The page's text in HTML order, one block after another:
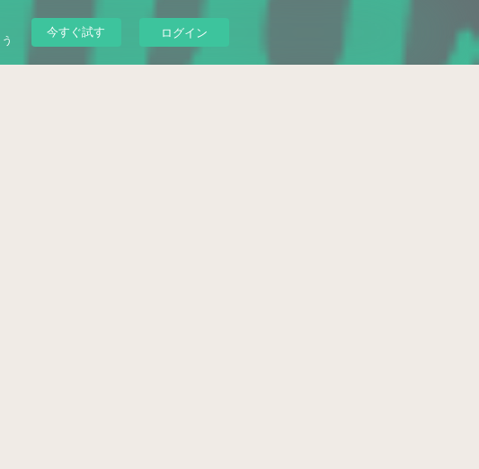
今すぐ試す ログイン